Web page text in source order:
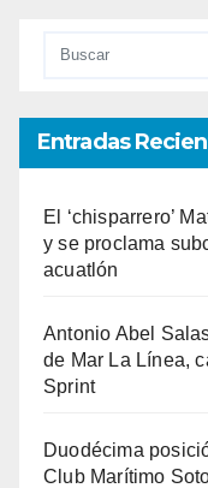
Entradas
El ‘chisparrero’
y se proclama
acuatlón
Antonio Abel
de Mar La Línea,
Sprint
Duodécima
Club Marítimo